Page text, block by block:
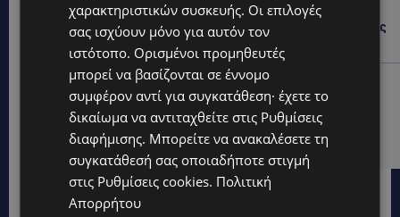
ΣΤΑΥΡΟΣ ΓΙΑΛΛΟΥΡΙΔΗΣ: «Ευχάριστα νέα» για τους
«κουρεμένους» του 2013 – Τι του ανακοίνωσε ο Νίκος
Χριστοδουλίδης το πρωί της Κυριακής -(Βίντεο)
UPDATES
ΚΙΤΡΙΝΗ ΠΡΟΕΙΔΟΠΟΙΗΣΗ: Έτοιμοι για παραλία –
Στους 40°C και σήμερα η Κύπρος-Πότε θα τεθεί σε
ισχύ
χαρακτηριστικών συσκευής. Οι επιλογές
σας ισχύουν μόνο για αυτόν τον
ιστότοπο. Ορισμένοι προμηθευτές
μπορεί να βασίζονται σε έννομο
συμφέρον αντί για συγκατάθεση· έχετε το
δικαίωμα να αντιταχθείτε στις Ρυθμίσεις
διαφήμισης. Μπορείτε να ανακαλέσετε τη
συγκατάθεσή σας οποιαδήποτε στιγμή
στις Ρυθμίσεις cookies. Πολιτική
Απορρήτου